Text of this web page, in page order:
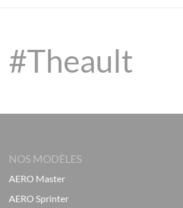
#Theault
NOS MODÈLES
AERO Master
AERO Sprinter